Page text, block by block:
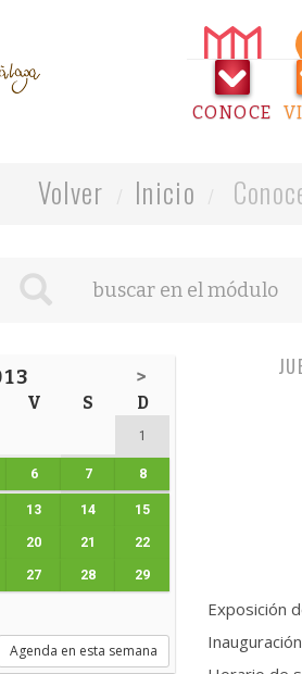
CONOCE
Volver Inicio
>
V S D
1
6 7 8
13 14 15
20 21 22
27 28 29
Agenda en esta semana
Exposición